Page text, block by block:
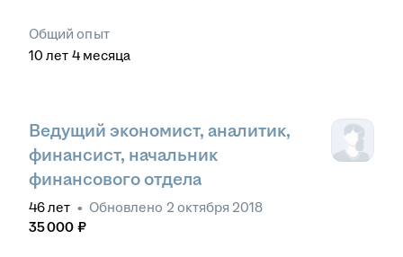
Общий опыт
10 лет 4 месяца
Ведущий экономист, аналитик,
финансист, начальник
финансового отдела
46лет • Обновлено 2 октября 2018
35 000 ₽